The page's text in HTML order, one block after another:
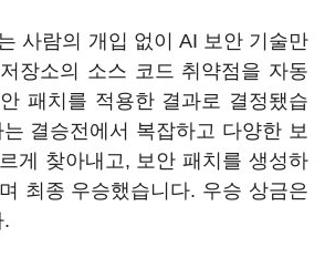
사람의 개입 없이 AI 보안 기술만
장소의 소스 코드 취약점을 자동
패치를 적용한 결과로 결정됐습
결승전에서 복잡하고 다양한 보
게 찾아내고, 보안 패치를 생성하
최종 우승했습니다. 우승 상금은